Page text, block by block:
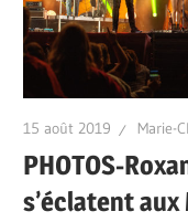
15 août 2019 Marie-
PHOTOS-
s’éclatent